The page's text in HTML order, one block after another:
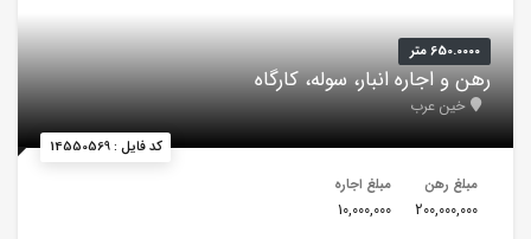
کد فایل : 14550569
650.0000 متر
رهن و اجاره انبار، سوله، کارگاه
خین عرب
مبلغ رهن
200,000,000
مبلغ اجاره
10,000,000